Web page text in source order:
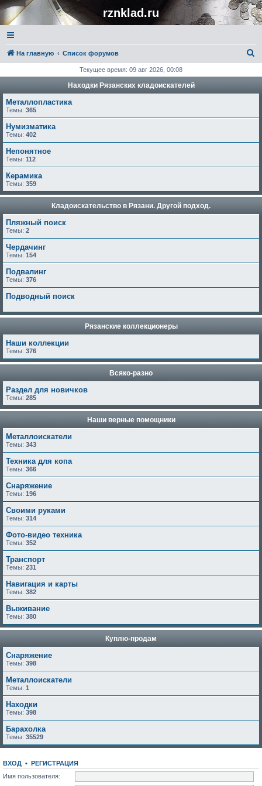
rznklad.ru
На главную Список форумов
с
Текущее время: 09 авг 2026, 00:08
Находки Рязанских кладоискателей
Металлопластика
Темы: 365
Нумизматика
Темы: 402
Непонятное
Темы: 112
Керамика
Темы: 359
Кладоискательство в Рязани. Другой подход.
Пляжный поиск
Темы: 2
Чердачинг
Темы: 154
Подвалинг
Темы: 376
Подводный поиск
Рязанские коллекционеры
Наши коллекции
Темы: 376
Всяко-разно
Раздел для новичков
Темы: 285
Наши верные помощники
Металлоискатели
Темы: 343
Техника для копа
Темы: 366
Снаряжение
Темы: 196
Своими руками
Темы: 314
Фото-видео техника
Темы: 352
Транспорт
Темы: 231
Навигация и карты
Темы: 382
Выживание
Темы: 380
Куплю-продам
Снаряжение
Темы: 398
Металлоискатели
Темы: 1
Находки
Темы: 398
Барахолка
Темы: 35529
ВХОД • РЕГИСТРАЦИЯ
Имя пользователя: